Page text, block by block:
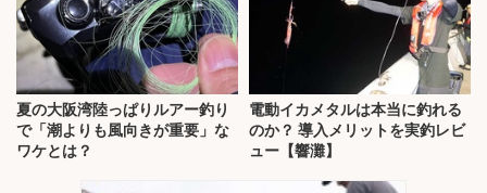
夏の大阪湾陸っぱりルアー釣り
で「潮よりも風向きが重要」な
ワケとは？
電動イカメタルは本当に釣れる
のか？ 導入メリットを実釣レビ
ュー【響灘】